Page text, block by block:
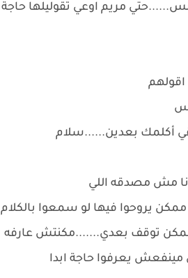
مريم اوعي تقوليلها حاجة
اقولهم
أكلمك بعدين......سلام
مش مصدقه اللي
يروحوا فيها لو سمعوا بالكلام
ممكن توقف بعدي.......مكنتش عارفه
مينفعش يعرفوا حاجة ابدا